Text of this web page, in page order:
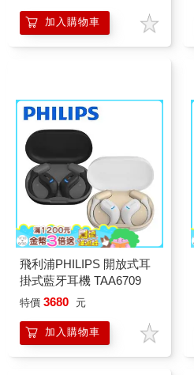
加入購物車
飛利浦PHILIPS 開放式耳
掛式藍牙耳機 TAA6709
特價 3680 元
加入購物車